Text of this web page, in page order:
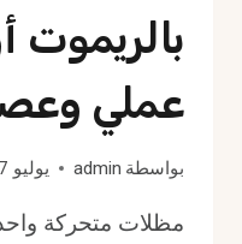
بالريموت
عملي
بواسطة admin يوليو 27, 2025
مظلات متحركة